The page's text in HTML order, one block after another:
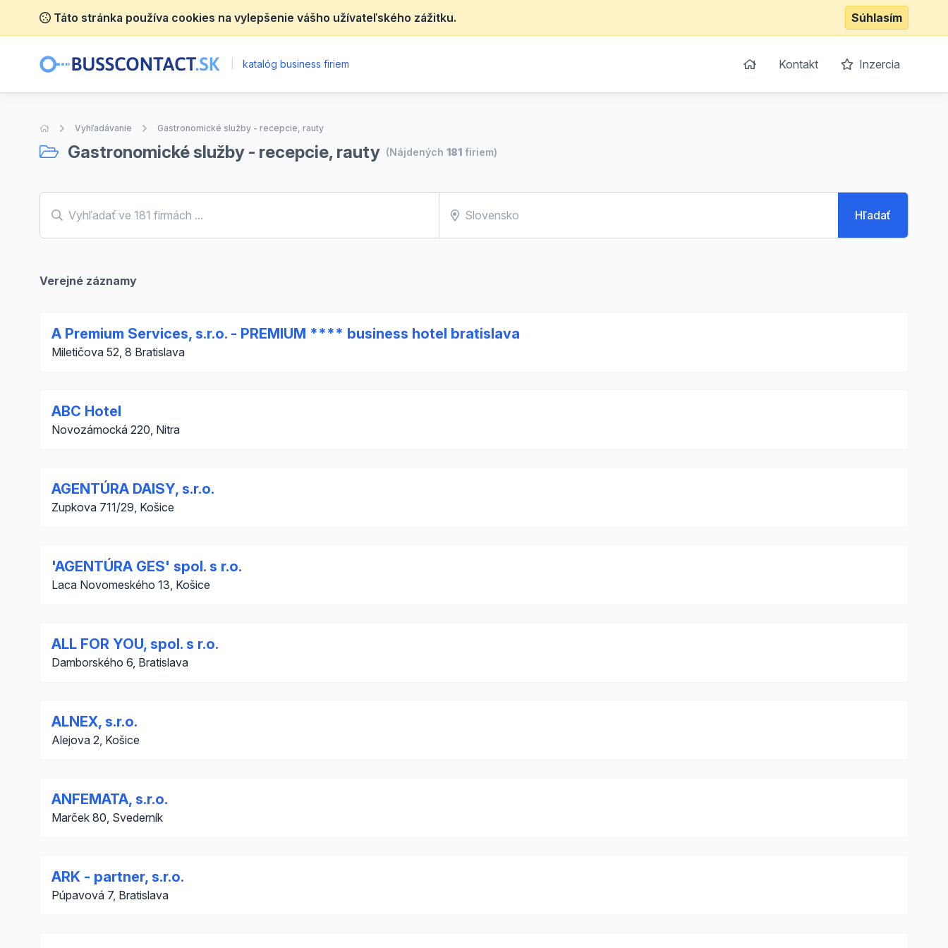
Táto stránka používa cookies na vylepšenie vášho užívateľského zážitku. Súhlasím
katalóg business firiem Kontakt Inzercia
Úvodná stránka
Vyhľadávanie Gastronomické služby - recepcie, rauty
Gastronomické služby - recepcie, rauty (Nájdených 181 firiem)
Hľadať
Verejné záznamy
A Premium Services, s.r.o. - PREMIUM **** business hotel bratislava
Miletičova 52, 8 Bratislava
ABC Hotel
Novozámocká 220, Nitra
AGENTÚRA DAISY, s.r.o.
Zupkova 711/29, Košice
'AGENTÚRA GES' spol. s r.o.
Laca Novomeského 13, Košice
ALL FOR YOU, spol. s r.o.
Damborského 6, Bratislava
ALNEX, s.r.o.
Alejova 2, Košice
ANFEMATA, s.r.o.
Marček 80, Svederník
ARK - partner, s.r.o.
Púpavová 7, Bratislava